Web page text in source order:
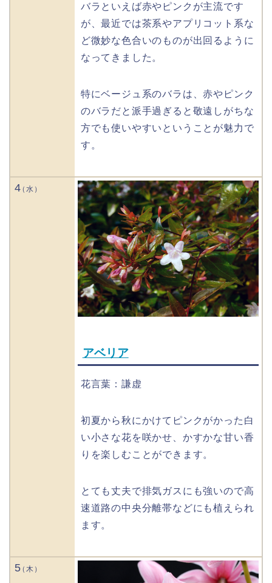
バラといえば赤やピンクが主流です
が、最近では茶系やアプリコット系な
ど微妙な色合いのものが出回るように
なってきました。
特にベージュ系のバラは、赤やピンク
のバラだと派手過ぎると敬遠しがちな
方でも使いやすいということが魅力で
す。
4
アベリア
花言葉：謙虚
初夏から秋にかけてピンクがかった白
い小さな花を咲かせ、かすかな甘い香
りを楽しむことができます。
とても丈夫で排気ガスにも強いので高
速道路の中央分離帯などにも植えられ
ます。
5